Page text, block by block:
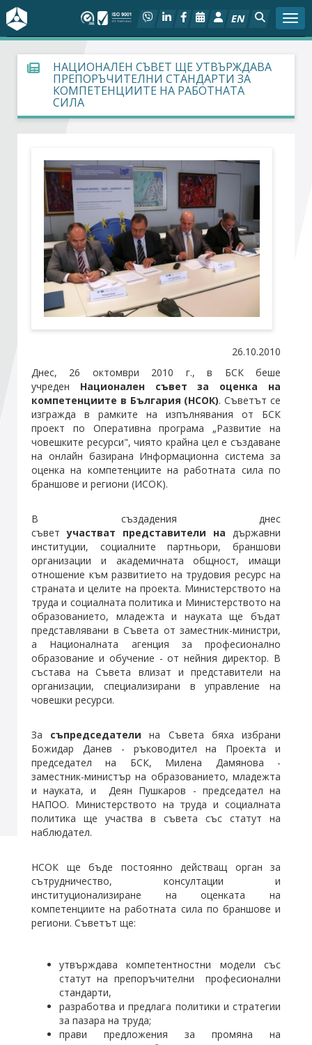
EN
За БСК
На фокус
Актуално
Социален диалог
Дейности
Арбитражен съд
Проекти
Членове
Абонирайте се!
НАЦИОНАЛЕН СЪВЕТ ЩЕ УТВЪРЖДАВА
ПРЕПОРЪЧИТЕЛНИ СТАНДАРТИ ЗА
КОМПЕТЕНЦИИТЕ НА РАБОТНАТА
СИЛА
26.10.2010
Днес, 26 октомври 2010 г., в БСК беше
учреден Национален съвет за оценка на
компетенциите в България (НСОК). Съветът се
изгражда в рамките на изпълнявания от БСК
проект по Оперативна програма „Развитие на
човешките ресурси", чиято крайна цел е създаване
на онлайн базирана Информационна система за
оценка на компетенциите на работната сила по
браншове и региони (ИСОК).
В създадения днес
съветучастват представители на държавни
институции, социалните партньори, браншови
организации и академичната общност, имащи
отношение към развитието на трудовия ресурс на
страната и целите на проекта. Министерството на
труда и социалната политика и Министерството на
образованието, младежта и науката ще бъдат
представлявани в Съвета от заместник-министри,
а Националната агенция за професионално
образование и обучение - от нейния директор. В
състава на Съвета влизат и представители на
организации, специализирани в управление на
човешки ресурси.
За съпредседатели на Съвета бяха избрани
Божидар Данев - ръководител на Проекта и
председател на БСК, Милена Дамянова -
заместник-министър на образованието, младежта
и науката, и Деян Пушкаров - председател на
НАПОО. Министерството на труда и социалната
политика ще участва в съвета със статут на
наблюдател.
НСОК ще бъде постоянно действащ орган за
сътрудничество, консултации и
институционализиране на оценката на
компетенциите на работната сила по браншове и
региони. Съветът ще:
утвърждава компетентностни модели със
статут на препоръчителни професионални
стандарти,
разработва и предлага политики и стратегии
за пазара на труда;
прави предложения за промяна на